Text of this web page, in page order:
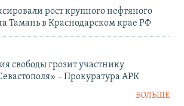
рост крупного нефтяного
Тамань в Краснодарском крае РФ
свободы грозит участнику
– Прокуратура АРК
БОЛЬШЕ